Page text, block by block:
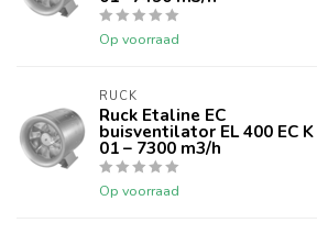
Op voorraad
RUCK
Ruck Etaline EC
buisventilator EL 400 EC K
01 – 7300 m3/h
Op voorraad